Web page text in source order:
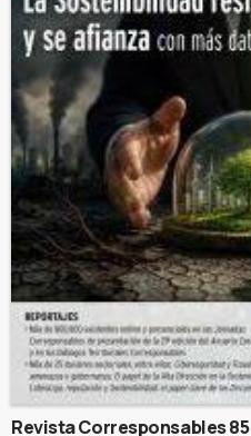
Revista Corresponsables 85